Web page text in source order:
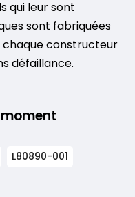
qui leur sont
sont fabriquées
constructeur
défaillance.
L80890-001